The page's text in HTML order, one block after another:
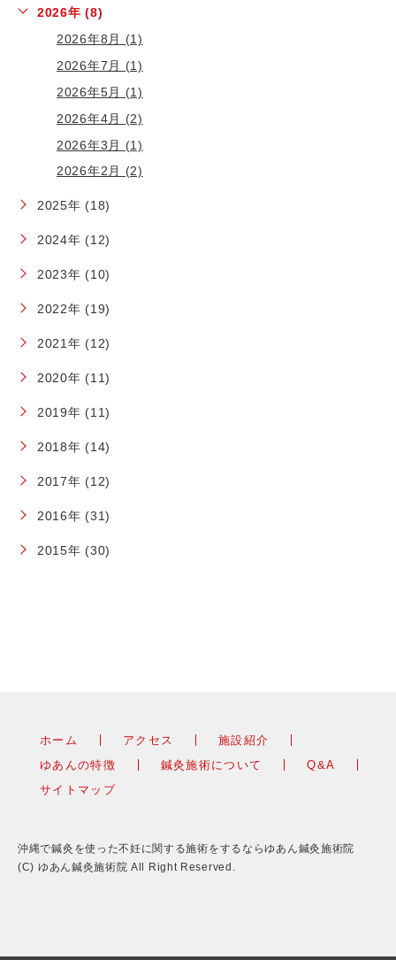
2026年 (8)
2026年8月 (1)
2026年7月 (1)
2026年5月 (1)
2026年4月 (2)
2026年3月 (1)
2026年2月 (2)
2025年 (18)
2024年 (12)
2023年 (10)
2022年 (19)
2021年 (12)
2020年 (11)
2019年 (11)
2018年 (14)
2017年 (12)
2016年 (31)
2015年 (30)
ホーム アクセス
施設紹介
ゆあんの特徴
鍼灸施術について
Q&A
サイトマップ
沖縄で鍼灸を使った不妊に関する施術をするならゆあん鍼灸施術院
(C) ゆあん鍼灸施術院 All Right Reserved.